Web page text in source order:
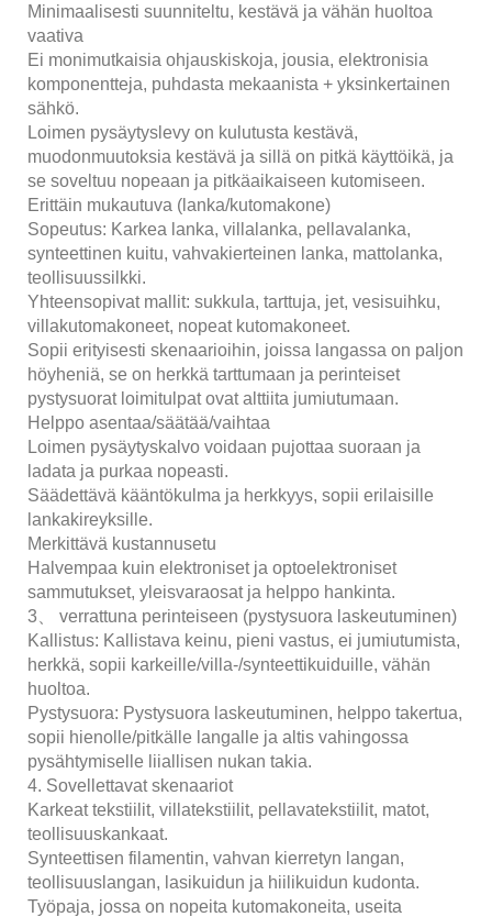
Minimaalisesti suunniteltu, kestävä ja vähän huoltoa
vaativa
Ei monimutkaisia ​​ohjauskiskoja, jousia, elektronisia
komponentteja, puhdasta mekaanista + yksinkertainen
sähkö.
Loimen pysäytyslevy on kulutusta kestävä,
muodonmuutoksia kestävä ja sillä on pitkä käyttöikä, ja
se soveltuu nopeaan ja pitkäaikaiseen kutomiseen.
Erittäin mukautuva (lanka/kutomakone)
Sopeutus: Karkea lanka, villalanka, pellavalanka,
synteettinen kuitu, vahvakierteinen lanka, mattolanka,
teollisuussilkki.
Yhteensopivat mallit: sukkula, tarttuja, jet, vesisuihku,
villakutomakoneet, nopeat kutomakoneet.
Sopii erityisesti skenaarioihin, joissa langassa on paljon
höyheniä, se on herkkä tarttumaan ja perinteiset
pystysuorat loimitulpat ovat alttiita jumiutumaan.
Helppo asentaa/säätää/vaihtaa
Loimen pysäytyskalvo voidaan pujottaa suoraan ja
ladata ja purkaa nopeasti.
Säädettävä kääntökulma ja herkkyys, sopii erilaisille
lankakireyksille.
Merkittävä kustannusetu
Halvempaa kuin elektroniset ja optoelektroniset
sammutukset, yleisvaraosat ja helppo hankinta.
3、 verrattuna perinteiseen (pystysuora laskeutuminen)
Kallistus: Kallistava keinu, pieni vastus, ei jumiutumista,
herkkä, sopii karkeille/villa-/synteettikuiduille, vähän
huoltoa.
Pystysuora: Pystysuora laskeutuminen, helppo takertua,
sopii hienolle/pitkälle langalle ja altis vahingossa
pysähtymiselle liiallisen nukan takia.
4. Sovellettavat skenaariot
Karkeat tekstiilit, villatekstiilit, pellavatekstiilit, matot,
teollisuuskankaat.
Synteettisen filamentin, vahvan kierretyn langan,
teollisuuslangan, lasikuidun ja hiilikuidun kudonta.
Työpaja, jossa on nopeita kutomakoneita, useita